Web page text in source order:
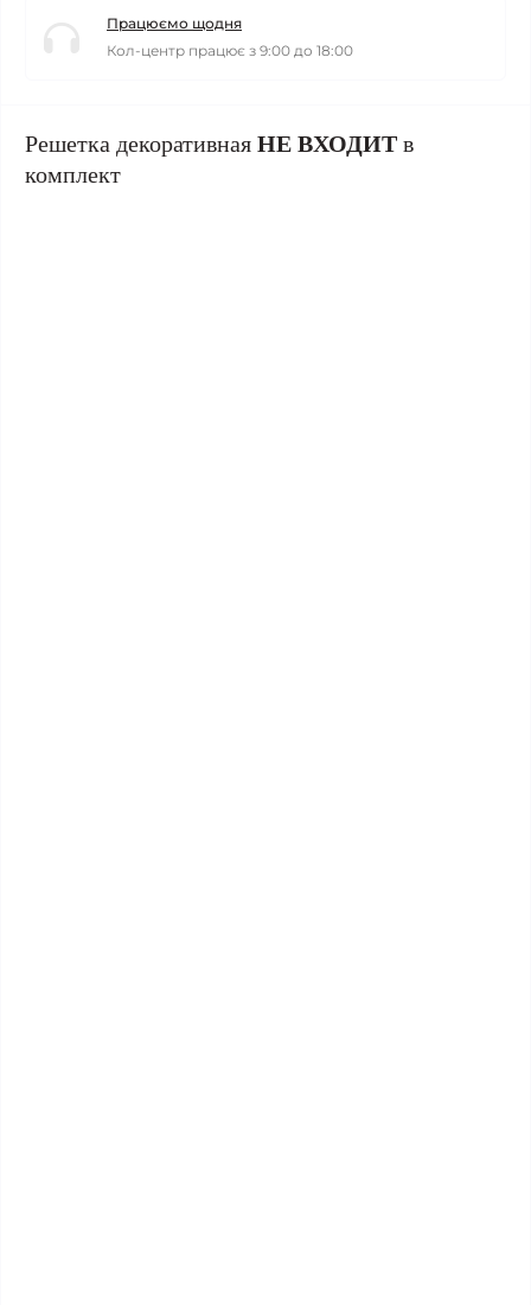
Працюємо щодня
Кол-центр працює з 9:00 до 18:00
Решетка декоративная НЕ ВХОДИТ в
комплект